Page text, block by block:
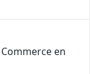
en